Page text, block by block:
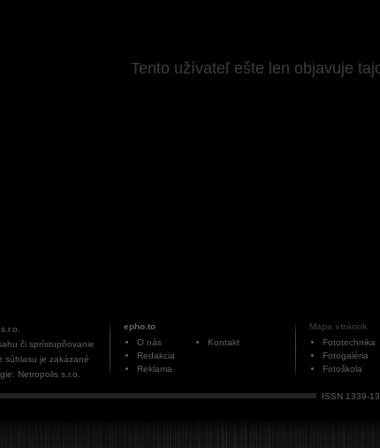
Tento užívateľ ešte len objavuje
či sprístupňovanie
súhlasu je zakázané
Netropolis s.r.o.
epho.to
O nás
Redakcia
Reklama
Kontakt
Mapa stránok
Fototechnika
Fotogaléria
Fotoškola
ISSN 1339-